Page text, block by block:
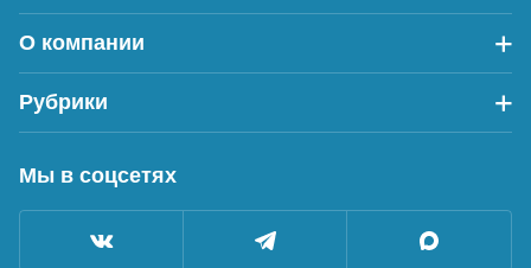
О компании
Рубрики
Мы в соцсетях